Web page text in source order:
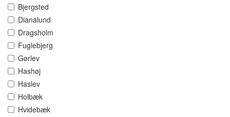
Bjergsted
Dianalund
Dragsholm
Fuglebjerg
Gørlev
Hashøj
Haslev
Holbæk
Hvidebæk